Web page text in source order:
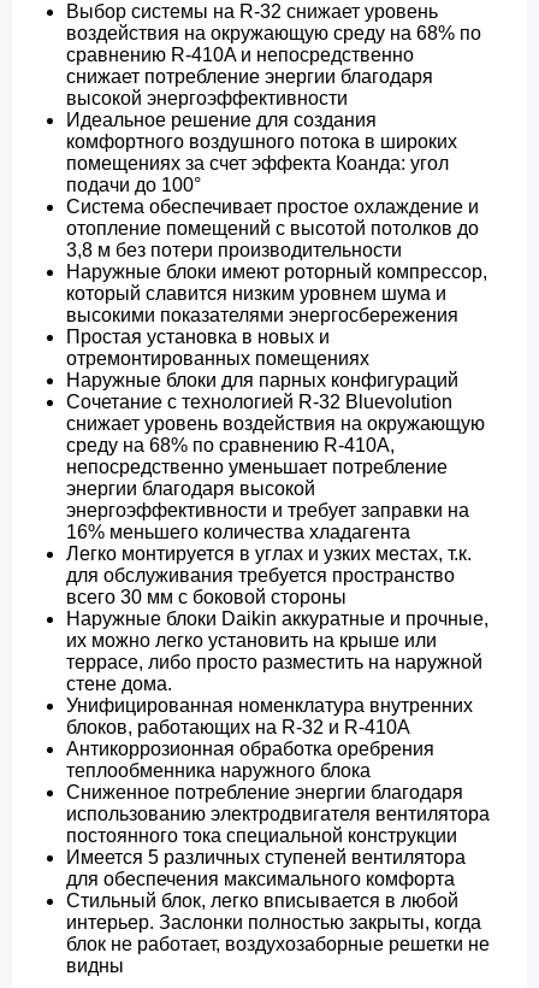
Выбор системы на R-32 снижает уровень
воздействия на окружающую среду на 68% по
сравнению R-410A и непосредственно
снижает потребление энергии благодаря
высокой энергоэффективности
Идеальное решение для создания
комфортного воздушного потока в широких
помещениях за счет эффекта Коанда: угол
подачи до 100°
Система обеспечивает простое охлаждение и
отопление помещений с высотой потолков до
3,8 м без потери производительности
Наружные блоки имеют роторный компрессор,
который славится низким уровнем шума и
высокими показателями энергосбережения
Простая установка в новых и
отремонтированных помещениях
Наружные блоки для парных конфигураций
Сочетание с технологией R-32 Bluevolution
снижает уровень воздействия на окружающую
среду на 68% по сравнению R-410A,
непосредственно уменьшает потребление
энергии благодаря высокой
энергоэффективности и требует заправки на
16% меньшего количества хладагента
Легко монтируется в углах и узких местах, т.к.
для обслуживания требуется пространство
всего 30 мм с боковой стороны
Наружные блоки Daikin аккуратные и прочные,
их можно легко установить на крыше или
террасе, либо просто разместить на наружной
стене дома.
Унифицированная номенклатура внутренних
блоков, работающих на R-32 и R-410A
Антикоррозионная обработка оребрения
теплообменника наружного блока
Сниженное потребление энергии благодаря
использованию электродвигателя вентилятора
постоянного тока специальной конструкции
Имеется 5 различных ступеней вентилятора
для обеспечения максимального комфорта
Стильный блок, легко вписывается в любой
интерьер. Заслонки полностью закрыты, когда
блок не работает, воздухозаборные решетки не
видны